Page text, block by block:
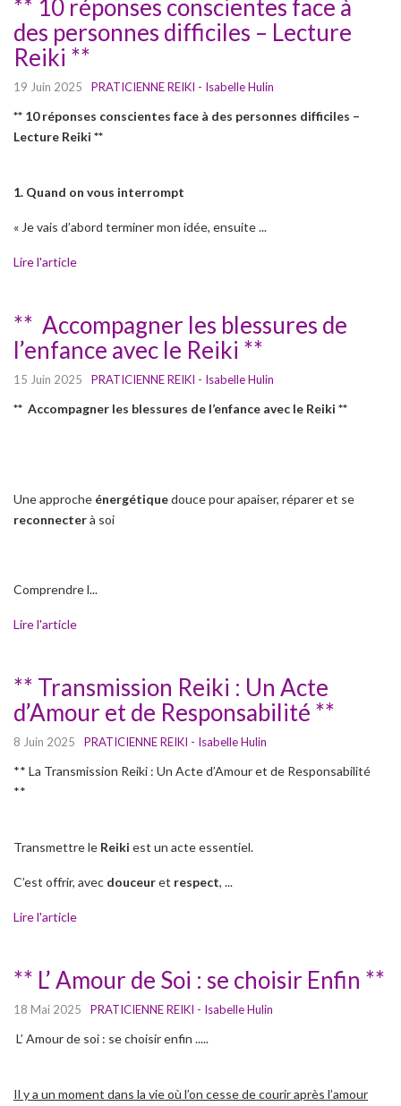
** 10 réponses conscientes face à
des personnes difficiles – Lecture
Reiki **
19 Juin 2025 PRATICIENNE REIKI - Isabelle Hulin
** 10 réponses conscientes face à des personnes difficiles –
Lecture Reiki **
1. Quand on vous interrompt
« Je vais d’abord terminer mon idée, ensuite ...
Lire l'article
** Accompagner les blessures de
l’enfance avec le Reiki **
15 Juin 2025 PRATICIENNE REIKI - Isabelle Hulin
** Accompagner les blessures de l’enfance avec le Reiki **
Une approche énergétiquedouce pour apaiser, réparer et se
reconnecterà soi
Comprendre l...
Lire l'article
** Transmission Reiki : Un Acte
d’Amour et de Responsabilité **
8 Juin 2025 PRATICIENNE REIKI - Isabelle Hulin
** La Transmission Reiki : Un Acte d’Amour et de Responsabilité
**
Transmettre le Reiki est un acte essentiel.
C’est offrir, avec douceuret respect, ...
Lire l'article
** L’ Amour de Soi : se choisir Enfin **
18 Mai 2025 PRATICIENNE REIKI - Isabelle Hulin
L’ Amour de soi : se choisir enfin .....
Il y a un moment dans la vie où l’on cesse de courir après l’amour